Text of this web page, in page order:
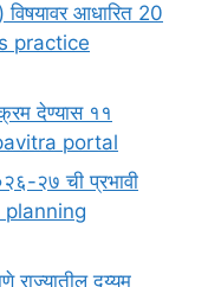
आधारित 20
practice
देण्यास ११
portal
२७ ची प्रभावी
planning
राज्यातील दुय्यम